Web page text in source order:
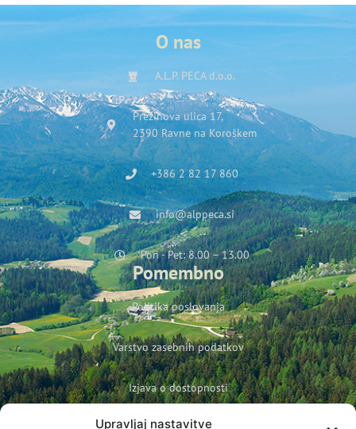
Upravljaj nastavitve
O nas
A.L.P. PECA d.o.o.
Prežihova ulica 17,
2390 Ravne na Koroškem
+386 2 82 17 860
info@alppeca.si
Pon - Pet: 8.00 – 13.00
Pomembno
Politika poslovanja
Varstvo zasebnih podatkov
Izjava o dostopnosti